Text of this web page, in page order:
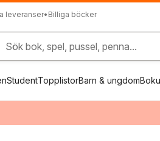
leveranser• Billiga böcker
Sök bok, spel, pussel, penna...
StudentTopplistorBarn & ungdom